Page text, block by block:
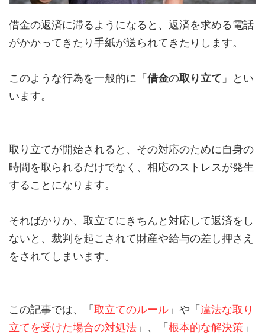
借金の返済に滞るようになると、返済を求める電話
がかかってきたり手紙が送られてきたりします。
このような行為を一般的に「借金の取り立て 」とい
います。
取り立てが開始されると、その対応のために自身の
時間を取られるだけでなく、相応のストレスが発生
することになります。
そればかりか、取立てにきちんと対応して返済をし
ないと、裁判を起こされて財産や給与の差し押さえ
をされてしまいます。
この記事では、「取立てのルール 」や「違法な取り
立てを受けた場合の対処法 」、「根本的な解決策 」